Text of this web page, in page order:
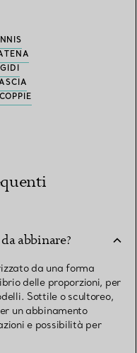
abbinare?
da una forma
delle proporzioni, per
Sottile o scultoreo,
un abbinamento
e possibilità per